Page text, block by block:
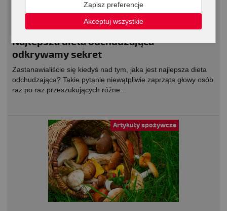
Najlepsza dieta odchudzająca –
odkrywamy sekret
Zastanawialiście się kiedyś nad tym, jaka jest najlepsza dieta
odchudzająca? Takie pytanie niewątpliwie zaprząta głowy osób
raz po raz przeszukujących różne...
Artykuły spożywcze
Zapisz preferencje
Akceptuj wszystkie